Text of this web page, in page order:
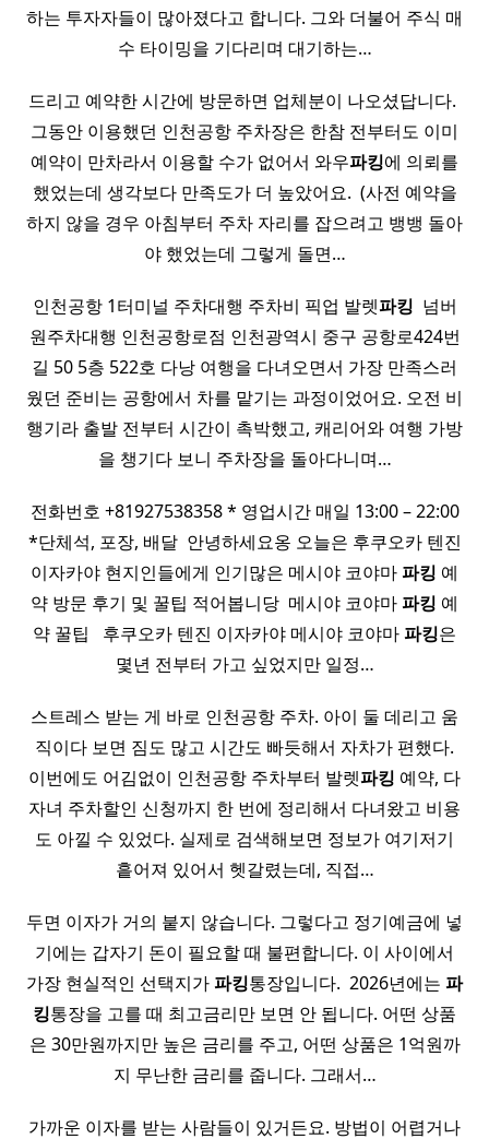
하는 투자자들이 많아졌다고 합니다. 그와 더불어 주식 매
수 타이밍을 기다리며 대기하는…
드리고 예약한 시간에 방문하면 업체분이 나오셨답니다. ​
그동안 이용했던 인천공항 주차장은 한참 전부터도 이미
예약이 만차라서 이용할 수가 없어서 와우파킹에 의뢰를
했었는데 생각보다 만족도가 더 높았어요. ​ (사전 예약을
하지 않을 경우 아침부터 주차 자리를 잡으려고 뱅뱅 돌아
야 했었는데 그렇게 돌면…
인천공항 1터미널 주차대행 주차비 픽업 발렛파킹 ​ 넘버
원주차대행 인천공항로점 인천광역시 중구 공항로424번
길 50 5층 522호 다낭 여행을 다녀오면서 가장 만족스러
웠던 준비는 공항에서 차를 맡기는 과정이었어요. 오전 비
행기라 출발 전부터 시간이 촉박했고, 캐리어와 여행 가방
을 챙기다 보니 주차장을 돌아다니며…
전화번호 +81927538358 * 영업시간 매일 13:00 – 22:00
*단체석, 포장, 배달 ​ 안녕하세요옹 오늘은 후쿠오카 텐진
이자카야 현지인들에게 인기많은 메시야 코야마파킹 예
약 방문 후기 및 꿀팁 적어봅니당 ​ 메시야 코야마파킹 예
약 꿀팁 ​ ​ 후쿠오카 텐진 이자카야 메시야 코야마파킹은
몇년 전부터 가고 싶었지만 일정…
스트레스 받는 게 바로 인천공항 주차. 아이 둘 데리고 움
직이다 보면 짐도 많고 시간도 빠듯해서 자차가 편했다.
이번에도 어김없이 인천공항 주차부터 발렛파킹 예약, 다
자녀 주차할인 신청까지 한 번에 정리해서 다녀왔고 비용
도 아낄 수 있었다. 실제로 검색해보면 정보가 여기저기
흩어져 있어서 헷갈렸는데, 직접…
두면 이자가 거의 붙지 않습니다. 그렇다고 정기예금에 넣
기에는 갑자기 돈이 필요할 때 불편합니다. 이 사이에서
가장 현실적인 선택지가파킹통장입니다. ​ 2026년에는 파
킹통장을 고를 때 최고금리만 보면 안 됩니다. 어떤 상품
은 30만원까지만 높은 금리를 주고, 어떤 상품은 1억원까
지 무난한 금리를 줍니다. 그래서…
가까운 이자를 받는 사람들이 있거든요. 방법이 어렵거나